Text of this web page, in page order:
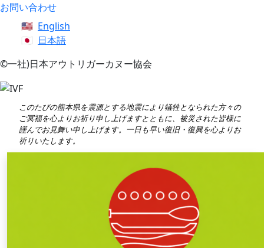
お問い合わせ
English
日本語
©一社)日本アウトリガーカヌー協会
このたびの熊本県を震源とする地震により犠牲となられた方々の
ご冥福を心よりお祈り申し上げますとともに、被災された皆様に
謹んでお見舞い申し上げます。一日も早い復旧・復興を心よりお
祈りいたします。